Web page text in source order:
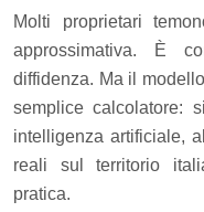
Molti proprietari
approssimativa. È
diffidenza. Ma il
semplice calcolatore:
intelligenza artificiale,
reali sul territorio
pratica.